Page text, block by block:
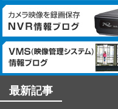
最新記事